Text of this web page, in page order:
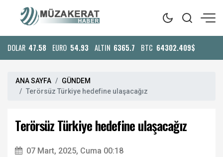
DOLAR 47.58 EURO 54.93 ALTIN 6365.7 BTC 64302.409$
ANA SAYFA
GÜNDEM
Terörsüz Türkiye hedefine ulaşacağız
Terörsüz Türkiye hedefine ulaşacağız
07 Mart, 2025, Cuma 00:18